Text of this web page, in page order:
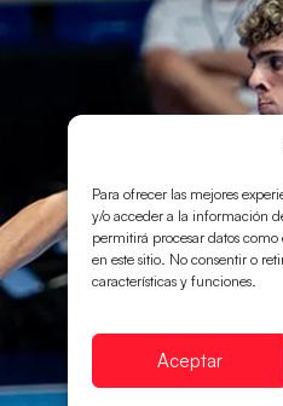
Para ofrecer las mejores
y/o acceder a la información
permitirá procesar datos
en este sitio. No consentir o
características y funciones.
Aceptar